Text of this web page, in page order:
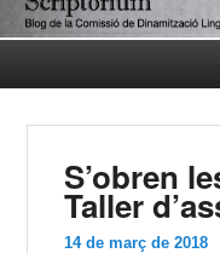
S’obren
Taller
14 de març de 2018